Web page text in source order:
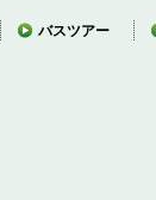
バスツアー